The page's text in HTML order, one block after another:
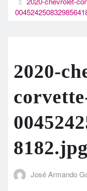
2020-
8182.jpg
José Armando